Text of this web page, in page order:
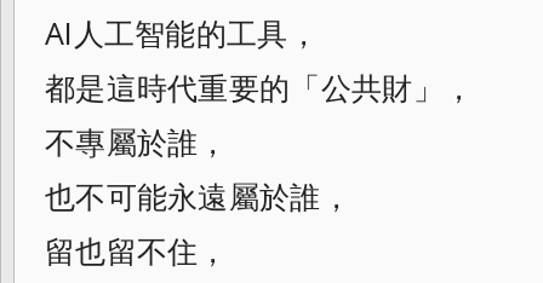
AI人工智能的工具，
都是這時代重要的「公共財」，
不專屬於誰，
也不可能永遠屬於誰，
留也留不住，